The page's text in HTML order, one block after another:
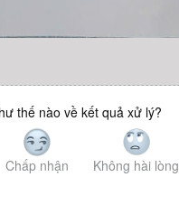
thế nào về kết quả xử lý?
Chấp nhận Không hài lòng